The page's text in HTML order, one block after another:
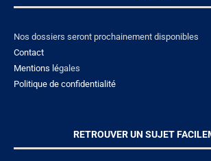
Nos dossiers seront prochainement disponibles
Contact
Mentions légales
Politique de confidentialité
RETROUVER UN SUJET